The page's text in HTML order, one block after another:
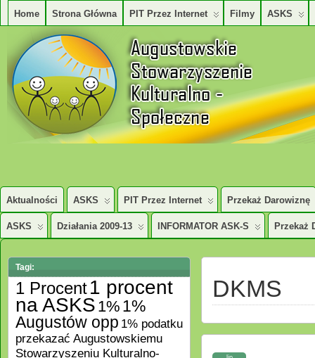
Home Strona Główna PIT Przez Internet Filmy ASKS
AUGUSTOWSKIE STOWARZYSZENE KULTURALNO – SPOŁECZNE
Aktualności ASKS PIT Przez Internet Przekaż Darowiznę
ASKS Działania 2009-13 INFORMATOR ASK-S Przekaż
DKMS
Tagi:
1 Procent1 procent
na ASKS 1% 1%
Augustów opp 1% podatku
przekazać Augustowskiemu
Stowarzyszeniu Kulturalno-